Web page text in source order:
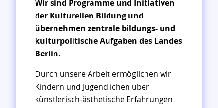
Wir sind Programme und Initiativen
der Kulturellen Bildung und
übernehmen zentrale bildungs- und
kulturpolitische Aufgaben des Landes
Berlin.
Durch unsere Arbeit ermöglichen wir
Kindern und Jugendlichen über
künstlerisch-ästhetische Erfahrungen